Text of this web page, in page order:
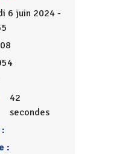
6 juin 2024 -
42
secondes
: